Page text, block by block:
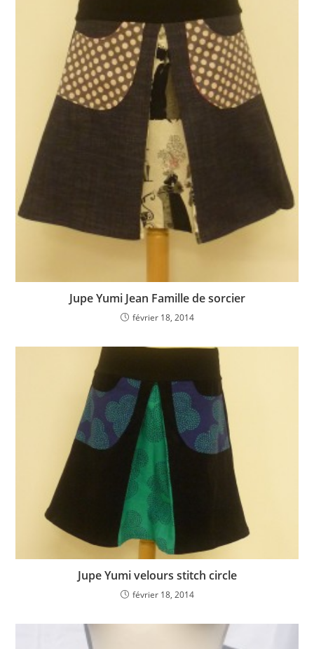
Jupe Yumi Jean Famille de sorcier
février 18, 2014
Jupe Yumi velours stitch circle
février 18, 2014